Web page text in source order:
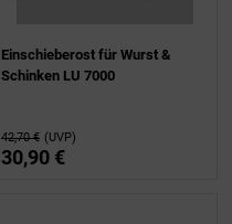
Einschieberost für Wurst &
Schinken LU 7000
42,70 € (UVP)
30,90 €